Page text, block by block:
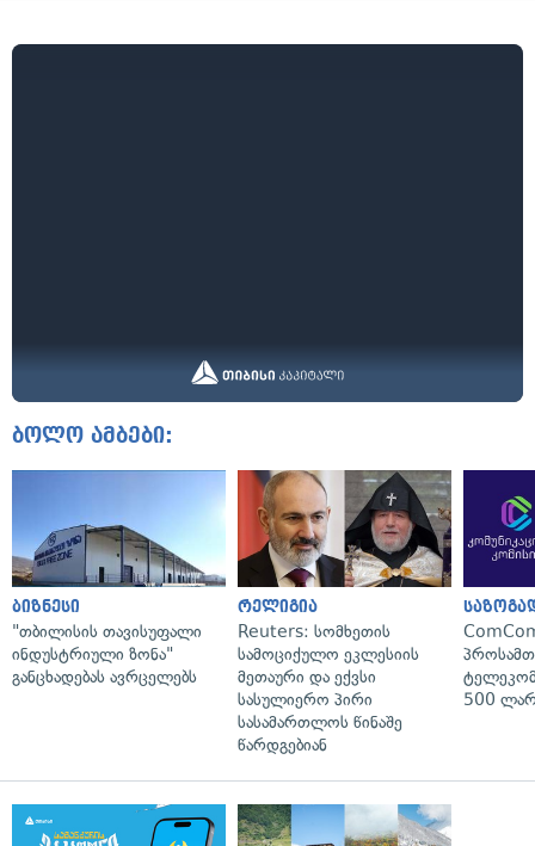
ბოლო ამბები:
ბიზნესი
"თბილისის თავისუფალი
ინდუსტრიული ზონა"
განცხადებას ავრცელებს
რელიგია
Reuters: სომხეთის
სამოციქულო ეკლესიის
მეთაური და ექვსი
სასულიერო პირი
სასამართლოს წინაშე
წარდგებიან
500